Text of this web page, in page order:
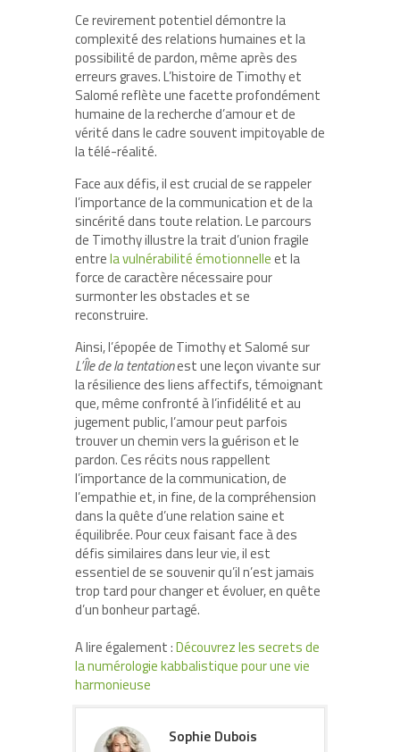
Ce revirement potentiel démontre la
complexité des relations humaines et la
possibilité de pardon, même après des
erreurs graves. L’histoire de Timothy et
Salomé reflète une facette profondément
humaine de la recherche d’amour et de
vérité dans le cadre souvent impitoyable de
la télé-réalité.
Face aux défis, il est crucial de se rappeler
l’importance de la communication et de la
sincérité dans toute relation. Le parcours
de Timothy illustre la trait d’union fragile
entrela vulnérabilité émotionnelleet la
force de caractère nécessaire pour
surmonter les obstacles et se
reconstruire.
Ainsi, l’épopée de Timothy et Salomé sur
L’Île de la tentationest une leçon vivante sur
la résilience des liens affectifs, témoignant
que, même confronté à l’infidélité et au
jugement public, l’amour peut parfois
trouver un chemin vers la guérison et le
pardon. Ces récits nous rappellent
l’importance de la communication, de
l’empathie et, in fine, de la compréhension
dans la quête d’une relation saine et
équilibrée. Pour ceux faisant face à des
défis similaires dans leur vie, il est
essentiel de se souvenir qu’il n’est jamais
trop tard pour changer et évoluer, en quête
d’un bonheur partagé.
A lire également :Découvrez les secrets de
la numérologie kabbalistique pour une vie
harmonieuse
Sophie Dubois